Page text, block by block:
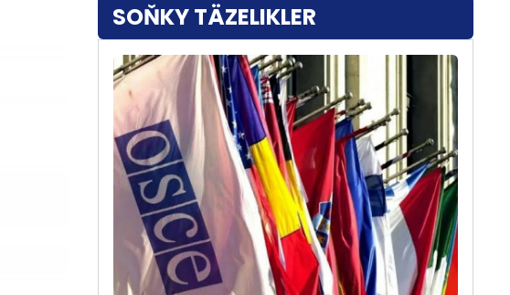
SOŇKY TÄZELIKLER